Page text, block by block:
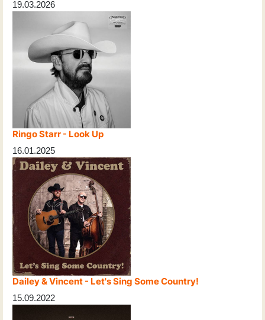
19.03.2026
Ringo Starr - Look Up
16.01.2025
Dailey & Vincent - Let's Sing Some Country!
15.09.2022